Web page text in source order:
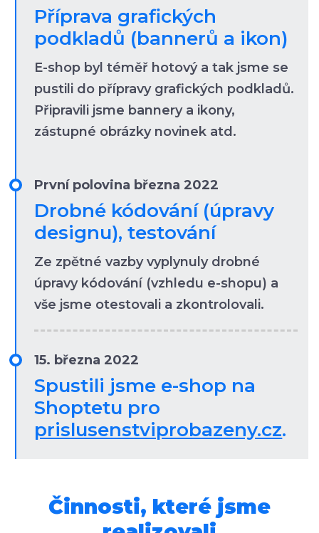
Příprava grafických
podkladů (bannerů a ikon)
E-shop byl téměř hotový a tak jsme se
pustili do přípravy grafických podkladů.
Připravili jsme bannery a ikony,
zástupné obrázky novinek atd.
První polovina března 2022
Drobné kódování (úpravy
designu), testování
Ze zpětné vazby vyplynuly drobné
úpravy kódování (vzhledu e-shopu) a
vše jsme otestovali a zkontrolovali.
15. března 2022
Spustili jsme e-shop na
Shoptetu pro
prislusenstviprobazeny.cz.
Činnosti, které jsme